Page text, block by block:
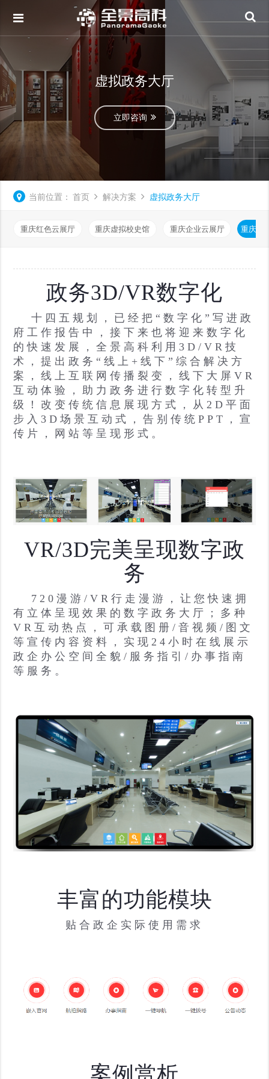
虚拟政务大厅
立即咨询
当前位置： 首页 解决方案 虚拟政务大厅
重庆红色云展厅 重庆虚拟校史馆 重庆企业云展厅 重庆虚
政务3D/VR数字化
十四五规划，已经把“数字化”写进政
府工作报告中，接下来也将迎来数字化
的快速发展，全景高科利用3D/VR技
术，提出政务“线上+线下”综合解决方
案，线上互联网传播裂变，线下大屏VR
互动体验，助力政务进行数字化转型升
级！改变传统信息展现方式，从2D平面
步入3D场景互动式，告别传统PPT，宣
传片，网站等呈现形式。
VR/3D完美呈现数字政
务
720漫游/VR行走漫游，让您快速拥
有立体呈现效果的数字政务大厅；多种
VR互动热点，可承载图册/音视频/图文
等宣传内容资料，实现24小时在线展示
政企办公空间全貌/服务指引/办事指南
等服务。
丰富的功能模块
贴合政企实际使用需求